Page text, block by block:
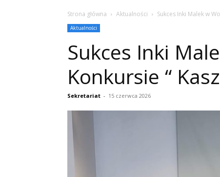
Strona główna Aktualności Sukces Inki Malek w
Aktualności
Sukces Inki
Konkursie “
Sekretariat - 15 czerwca 2026